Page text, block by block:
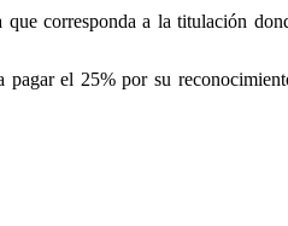
corresponda a la titulación
el 25% por su